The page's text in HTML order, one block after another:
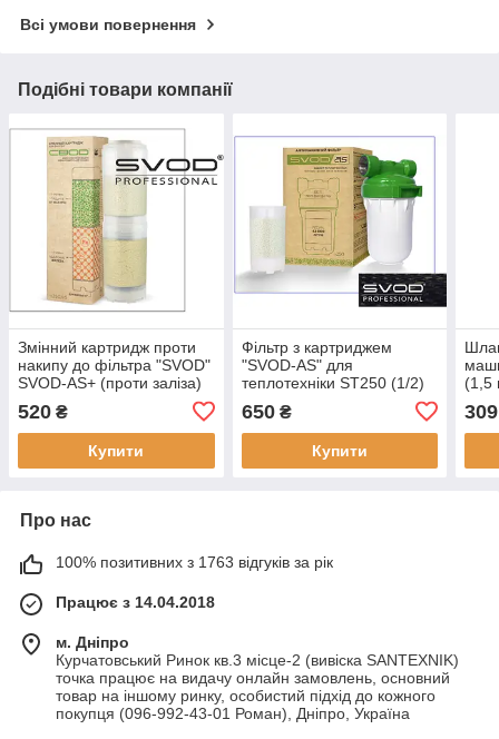
Всі умови повернення
Подібні товари компанії
Змінний картридж проти
накипу до фільтра "SVOD"
SVOD-AS+ (проти заліза)
520 ₴
Купити
Фільтр з картриджем
"SVOD-AS" для
теплотехніки ST250 (1/2)
різьба
650₴
Купити
(1,5
309
Про нас
100% позитивних з 1763 відгуків за рік
Працює з 14.04.2018
м. Дніпро
Курчатовський Ринок кв.3 місце-2 (вивіска SANTEXNIK)
точка працює на видачу онлайн замовлень, основний
товар на іншому ринку, особистий підхід до кожного
покупця (096-992-43-01 Роман), Дніпро, Україна